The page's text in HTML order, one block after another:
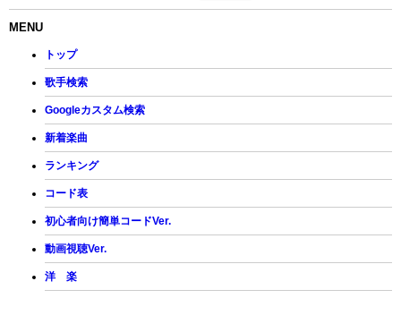
MENU
トップ
歌手検索
Googleカスタム検索
新着楽曲
ランキング
コード表
初心者向け簡単コードVer.
動画視聴Ver.
洋 楽